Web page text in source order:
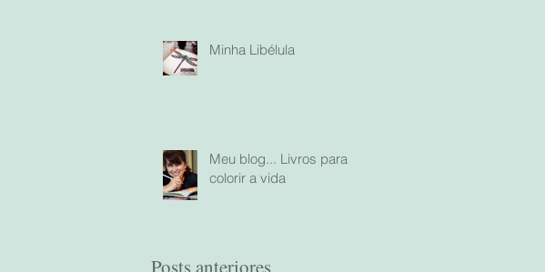
Minha Libélula
Meu blog... Livros para
colorir a vida
Posts anteriores